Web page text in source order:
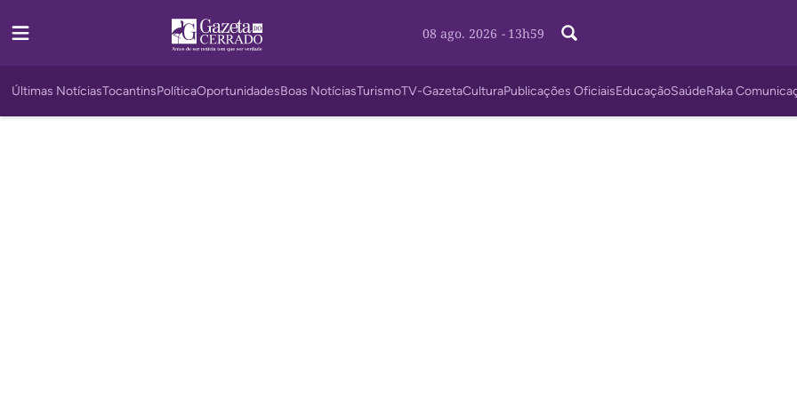
08 ago. 2026 - 13h59
Últimas NotíciasTocantinsPolíticaOportunidadesBoas NotíciasTurismoTV-GazetaCulturaPublicações OficiaisEducaçãoSaúdeRaka